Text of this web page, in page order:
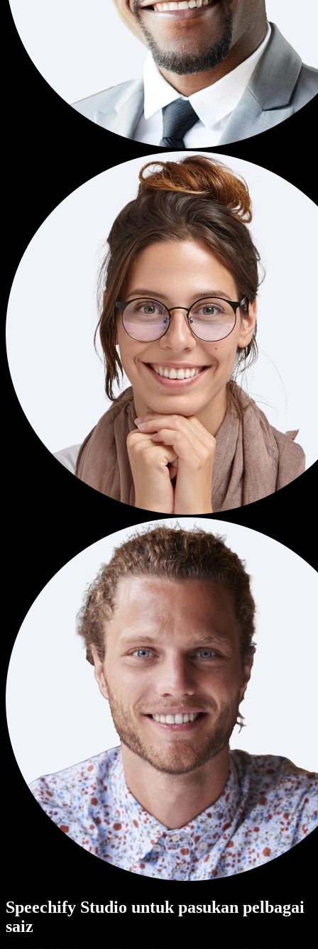
Speechify Studio untuk pasukan pelbagai
saiz